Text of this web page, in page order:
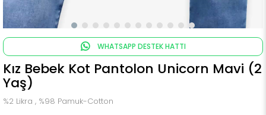
WHATSAPP DESTEK HATTI
Kız Bebek Kot Pantolon Unicorn Mavi (2
Yaş)
%2 Likra , %98 Pamuk-Cotton